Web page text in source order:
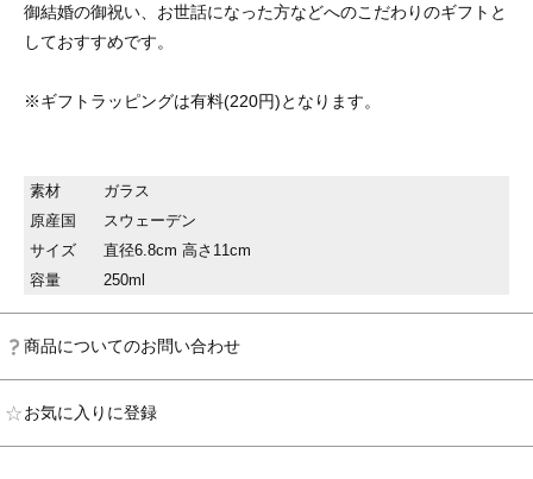
御結婚の御祝い、お世話になった方などへのこだわりのギフトと
しておすすめです。
※ギフトラッピングは有料(220円)となります。
素材
ガラス
原産国
スウェーデン
サイズ
直径6.8cm 高さ11cm
容量
250ml
商品についてのお問い合わせ
お気に入りに登録